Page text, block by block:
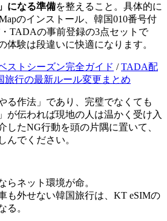
になる準備を整えること。具体的に
のインストール、韓国010番号付
TADAの事前登録の3点セットで
体験は段違いに快適になります。
ストシーズン完全ガイド /TADA配
旅行の最新ルール変更まとめ
る作法」であり、完璧でなくても
が伝われば現地の人は温かく受け入
したNG行動を頭の片隅に置いて、
んでください。
らネット環境が命。
も外せない韓国旅行は、 KT eSIMの
る。